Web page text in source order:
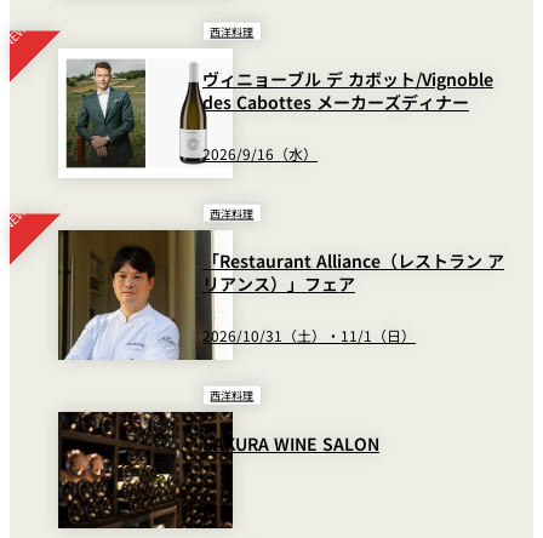
西洋料理
ヴィニョーブル デ カボット/Vignoble
des Cabottes メーカーズディナー
2026/9/16（水）
西洋料理
「Restaurant Alliance（レストラン ア
リアンス）」フェア
2026/10/31（土）・11/1（日）
西洋料理
SAKURA WINE SALON